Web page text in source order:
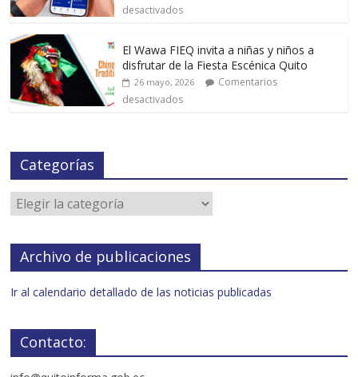
desactivados
El Wawa FIEQ invita a niñas y niños a
disfrutar de la Fiesta Escénica Quito
26 mayo, 2026
Comentarios
desactivados
Categorías
Archivo de publicaciones
Ir al calendario detallado de las noticias publicadas
Contacto: